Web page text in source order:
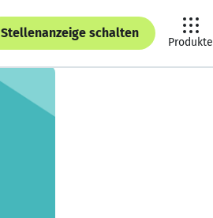
Stellenanzeige schalten
Produkte